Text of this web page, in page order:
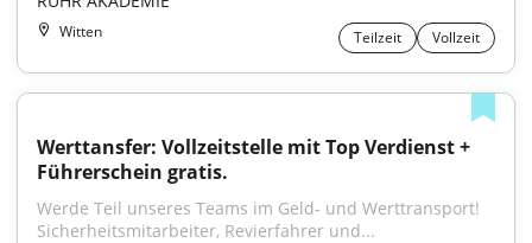
Witten Teilzeit Vollzeit
Werttansfer: Vollzeitstelle mit Top Verdienst +
Führerschein gratis.
Werde Teil unseres Teams im Geld- und Werttransport!
Sicherheitsmitarbeiter, Revierfahrer und...